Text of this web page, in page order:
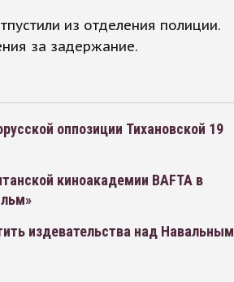
из отделения полиции.
за задержание.
оппозиции Тихановской 19
киноакадемии BAFTA в
издевательства над Навальным